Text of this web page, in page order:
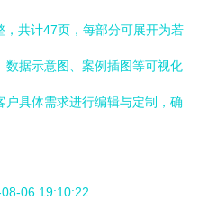
，共计47页，每部分可展开为若
据示意图、案例插图等可视化
户具体需求进行编辑与定制，确
06 19:10:22